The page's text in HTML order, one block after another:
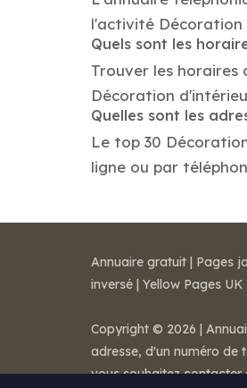
l'activité Décoration
Quels sont les
Trouver les horaires
Décoration
Quelles sont les
Le top 30
ligne ou par
Annuaire gratuit | Pages
inversé | Yellow Pages UK
Copyright © 2026 |
adresse, d'un numéro de
vous souhaitez